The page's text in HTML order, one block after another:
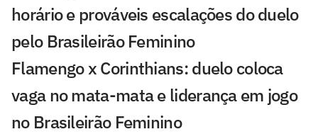
horário e prováveis escalações do duelo
pelo Brasileirão Feminino
Flamengo x Corinthians: duelo coloca
vaga no mata-mata e liderança em jogo
no Brasileirão Feminino